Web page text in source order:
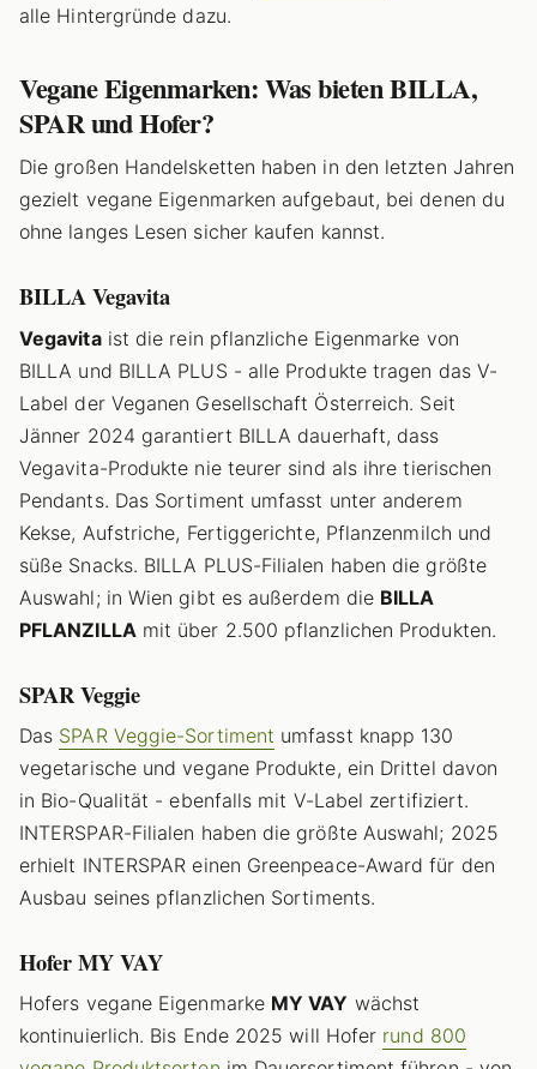
alle Hintergründe dazu.
Vegane Eigenmarken: Was bieten BILLA,
SPAR und Hofer?
Die großen Handelsketten haben in den letzten Jahren
gezielt vegane Eigenmarken aufgebaut, bei denen du
ohne langes Lesen sicher kaufen kannst.
BILLA Vegavita
Vegavitaist die rein pflanzliche Eigenmarke von
BILLA und BILLA PLUS - alle Produkte tragen das V-
Label der Veganen Gesellschaft Österreich. Seit
Jänner 2024 garantiert BILLA dauerhaft, dass
Vegavita-Produkte nie teurer sind als ihre tierischen
Pendants. Das Sortiment umfasst unter anderem
Kekse, Aufstriche, Fertiggerichte, Pflanzenmilch und
süße Snacks. BILLA PLUS-Filialen haben die größte
Auswahl; in Wien gibt es außerdem die BILLA
PFLANZILLA mit über 2.500 pflanzlichen Produkten.
SPAR Veggie
Das SPAR Veggie-Sortiment umfasst knapp 130
vegetarische und vegane Produkte, ein Drittel davon
in Bio-Qualität - ebenfalls mit V-Label zertifiziert.
INTERSPAR-Filialen haben die größte Auswahl; 2025
erhielt INTERSPAR einen Greenpeace-Award für den
Ausbau seines pflanzlichen Sortiments.
Hofer MY VAY
Hofers vegane Eigenmarke MY VAY wächst
kontinuierlich. Bis Ende 2025 will Hofer rund 800